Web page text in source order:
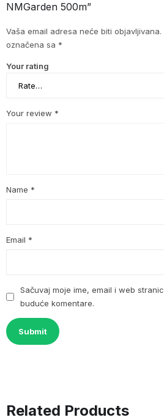
NMGarden 500m”
Vaša email adresa neće biti objavljivana.
označena sa *
Your rating
Your review *
Name *
Email *
Sačuvaj moje ime, email i web
buduće komentare.
Related Products